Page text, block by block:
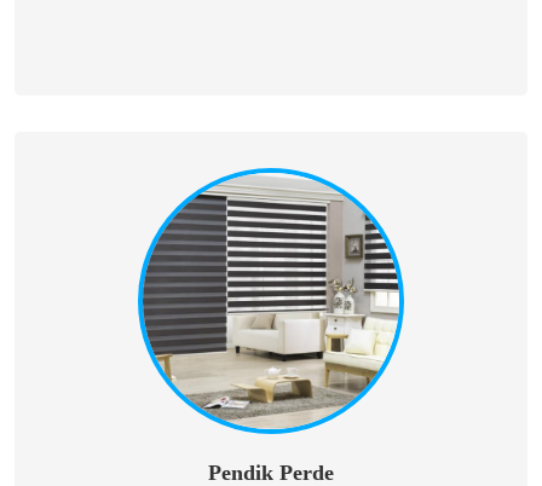
Pendik Perde